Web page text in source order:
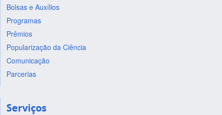
Bolsas e Auxílios
Programas
Prêmios
Popularização da Ciência
Comunicação
Parcerias
Serviços